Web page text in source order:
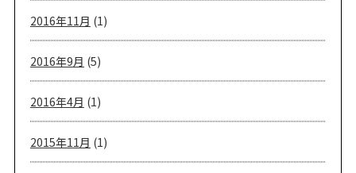
2016年11月 (1)
2016年9月 (5)
2016年4月 (1)
2015年11月 (1)